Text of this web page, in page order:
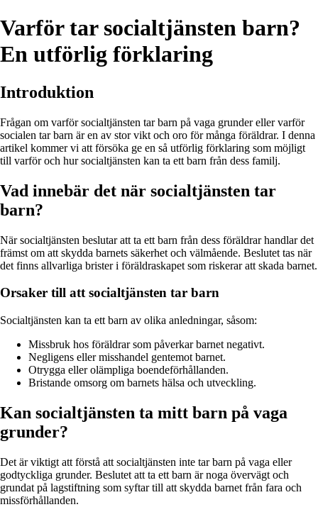
Varför tar socialtjänsten barn?
En utförlig förklaring
Introduktion
Frågan om varför socialtjänsten tar barn på vaga grunder eller varför
socialen tar barn är en av stor vikt och oro för många föräldrar. I denna
artikel kommer vi att försöka ge en så utförlig förklaring som möjligt
till varför och hur socialtjänsten kan ta ett barn från dess familj.
Vad innebär det när socialtjänsten tar
barn?
När socialtjänsten beslutar att ta ett barn från dess föräldrar handlar det
främst om att skydda barnets säkerhet och välmående. Beslutet tas när
det finns allvarliga brister i föräldraskapet som riskerar att skada barnet.
Orsaker till att socialtjänsten tar barn
Socialtjänsten kan ta ett barn av olika anledningar, såsom:
Missbruk hos föräldrar som påverkar barnet negativt.
Negligens eller misshandel gentemot barnet.
Otrygga eller olämpliga boendeförhållanden.
Bristande omsorg om barnets hälsa och utveckling.
Kan socialtjänsten ta mitt barn på vaga
grunder?
Det är viktigt att förstå att socialtjänsten inte tar barn på vaga eller
godtyckliga grunder. Beslutet att ta ett barn är noga övervägt och
grundat på lagstiftning som syftar till att skydda barnet från fara och
missförhållanden.